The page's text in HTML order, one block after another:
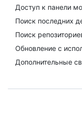
Доступ к панели
Поиск последних
Поиск
Обновление с
Дополнительные